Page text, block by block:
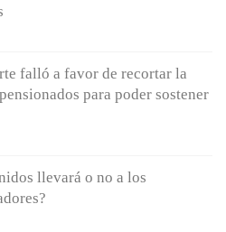
falló a favor de recortar la
para poder sostener
llevará o no a los